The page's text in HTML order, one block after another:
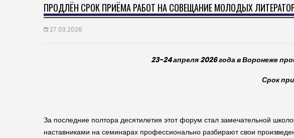
ПРОДЛЁН СРОК ПРИЁМА РАБОТ НА СОВЕЩАНИЕ МОЛОДЫХ
27.03.2026
23-24 апреля 2026 года в Воронеже
Срок
За последние полтора десятилетия этот форум стал замечательной
наставниками на семинарах профессионально разбирают свои